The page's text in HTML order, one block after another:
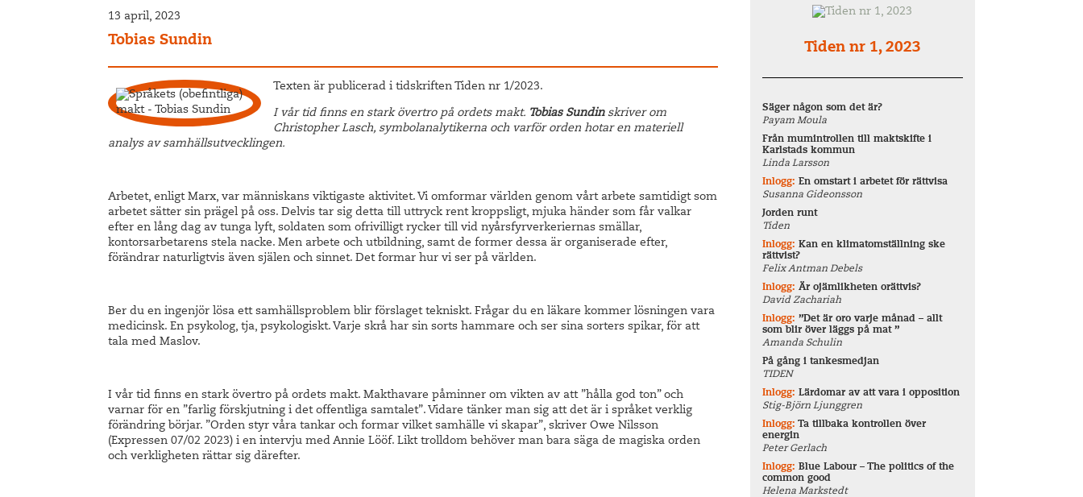
13 april, 2023
Tobias Sundin
Texten är publicerad i tidskriften Tiden nr 1/2023.
I vår tid finns en stark övertro på ordets makt. Tobias Sundinskriver om
Christopher Lasch, symbolanalytikerna och varför orden hotar en materiell
analys av samhällsutvecklingen.
Arbetet, enligt Marx, var människans viktigaste aktivitet. Vi omformar världen genom vårt arbete samtidigt som
arbetet sätter sin prägel på oss. Delvis tar sig detta till uttryck rent kroppsligt, mjuka händer som får valkar
efter en lång dag av tunga lyft, soldaten som ofrivilligt rycker till vid nyårsfyrverkeriernas smällar,
kontorsarbetarens stela nacke. Men arbete och utbildning, samt de former dessa är organiserade efter,
förändrar naturligtvis även själen och sinnet. Det formar hur vi ser på världen.
Ber du en ingenjör lösa ett samhällsproblem blir förslaget tekniskt. Frågar du en läkare kommer lösningen vara
medicinsk. En psykolog, tja, psykologiskt. Varje skrå har sin sorts hammare och ser sina sorters spikar, för att
tala med Maslov.
I vår tid finns en stark övertro på ordets makt. Makthavare påminner om vikten av att ”hålla god ton” och
varnar för en ”farlig förskjutning i det offentliga samtalet”. Vidare tänker man sig att det är i språket verklig
förändring börjar. ”Orden styr våra tankar och formar vilket samhälle vi skapar”, skriver Owe Nilsson
(Expressen 07/02 2023) i en intervju med Annie Lööf. Likt trolldom behöver man bara säga de magiska orden
och verkligheten rättar sig därefter.
Tiden nr 1, 2023
Säger någon som det är?
Payam Moula
Från mumintrollen till maktskifte i
Karlstads kommun
Linda Larsson
Inlogg:En omstart i arbetet för rättvisa
Susanna Gideonsson
Jorden runt
Tiden
Inlogg:Kan en klimatomställning ske
rättvist?
Felix Antman Debels
Inlogg:Är ojämlikheten orättvis?
David Zachariah
Inlogg:”Det är oro varje månad – allt
som blir över läggs på mat ”
Amanda Schulin
På gång i tankesmedjan
TIDEN
Inlogg:Lärdomar av att vara i opposition
Stig-Björn Ljunggren
Inlogg:Ta tillbaka kontrollen över
energin
Peter Gerlach
Inlogg:Blue Labour – The politics of the
common good
Helena Markstedt